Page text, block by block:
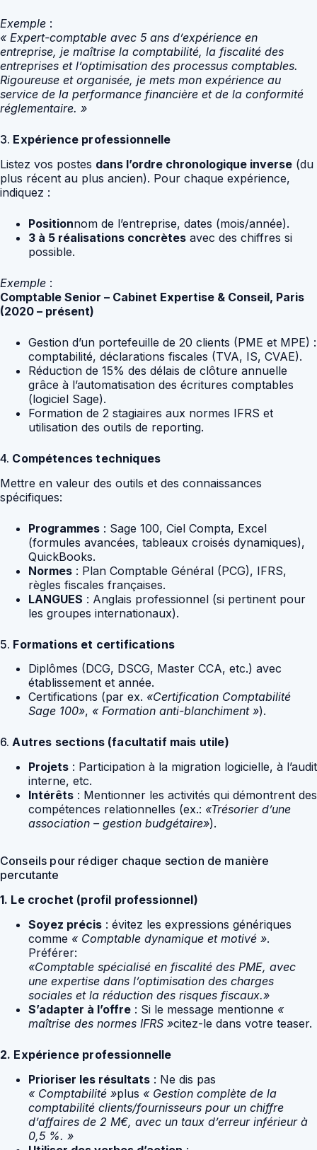
Exemple :
« Expert-comptable avec 5 ans d’expérience en
entreprise, je maîtrise la comptabilité, la fiscalité des
entreprises et l’optimisation des processus comptables.
Rigoureuse et organisée, je mets mon expérience au
service de la performance financière et de la conformité
réglementaire. »
3. Expérience professionnelle
Listez vos postes dans l’ordre chronologique inverse (du
plus récent au plus ancien). Pour chaque expérience,
indiquez :
Positionnom de l’entreprise, dates (mois/année).
3 à 5 réalisations concrètes avec des chiffres si
possible.
Exemple :
Comptable Senior – Cabinet Expertise & Conseil, Paris
(2020 – présent)
Gestion d’un portefeuille de 20 clients (PME et MPE) :
comptabilité, déclarations fiscales (TVA, IS, CVAE).
Réduction de 15% des délais de clôture annuelle
grâce à l’automatisation des écritures comptables
(logiciel Sage).
Formation de 2 stagiaires aux normes IFRS et
utilisation des outils de reporting.
4. Compétences techniques
Mettre en valeur des outils et des connaissances
spécifiques:
Programmes : Sage 100, Ciel Compta, Excel
(formules avancées, tableaux croisés dynamiques),
QuickBooks.
Normes : Plan Comptable Général (PCG), IFRS,
règles fiscales françaises.
LANGUES : Anglais professionnel (si pertinent pour
les groupes internationaux).
5. Formations et certifications
Diplômes (DCG, DSCG, Master CCA, etc.) avec
établissement et année.
Certifications (par ex. «Certification Comptabilité
Sage 100», « Formation anti-blanchiment »).
6.Autres sections (facultatif mais utile)
Projets : Participation à la migration logicielle, à l’audit
interne, etc.
Intérêts : Mentionner les activités qui démontrent des
compétences relationnelles (ex.: «Trésorier d’une
association – gestion budgétaire»).
Conseils pour rédiger chaque section de manière
percutante
1. Le crochet (profil professionnel)
Soyez précis : évitez les expressions génériques
comme « Comptable dynamique et motivé ».
Préférer:
«Comptable spécialisé en fiscalité des PME, avec
une expertise dans l’optimisation des charges
sociales et la réduction des risques fiscaux.»
S’adapter à l’offre : Si le message mentionne «
maîtrise des normes IFRS »citez-le dans votre teaser.
2. Expérience professionnelle
Prioriser les résultats : Ne dis pas
« Comptabilité »plus « Gestion complète de la
comptabilité clients/fournisseurs pour un chiffre
d’affaires de 2 M€, avec un taux d’erreur inférieur à
0,5 %. »